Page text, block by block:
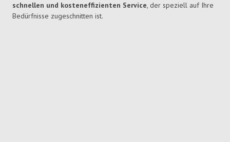
schnellen und kosteneffizienten Service, der speziell auf Ihre
Bedürfnisse zugeschnitten ist.